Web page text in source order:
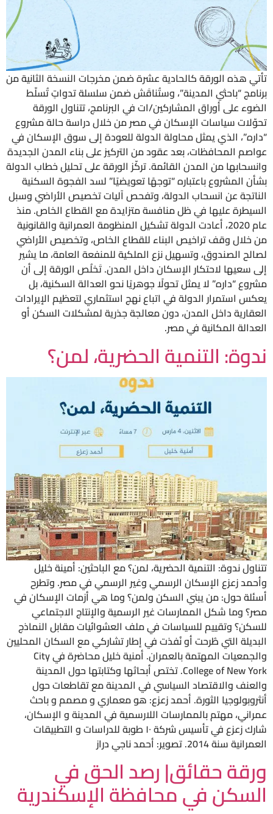
تأتي هذه الورقة كالحادية عشرة ضمن مخرجات النسخة الثانية من
برنامج “باحثي المدينة”، وستُناقَش ضمن سلسلة تدواتٍ تُسلّط
الضوء على أوراق المشاركين/ات في البرنامج، تتناول الورقة
تحوّلات سياسات الإسكان في مصر من خلال دراسة حالة مشروع
“داره”، الذي يمثل محاولة الدولة للعودة إلى سوق الإسكان في
عواصم المحافظات، بعد عقود من التركيز على بناء المدن الجديدة
وانسحابها من المدن القائمة. تركّز الورقة على تحليل خطاب الدولة
بشأن المشروع باعتباره “توجهًا تعويضيًا” لسد الفجوة السكنية
الناتجة عن انسحاب الدولة، وتفحص آليات تخصيص الأراضي وسبل
السيطرة عليها في ظل منافسة متزايدة مع القطاع الخاص. منذ
عام 2020، أعادت الدولة تشكيل المنظومة العمرانية والقانونية
من خلال وقف تراخيص البناء للقطاع الخاص، وتخصيص الأراضي
لصالح الصندوق، وتسهيل نزع الملكية للمنفعة العامة، ما يشير
إلى سعيها لاحتكار الإسكان داخل المدن. تَخلُص الورقة إلى أن
مشروع “داره” لا يمثل تحولًا جوهريًا نحو العدالة السكنية، بل
يعكس استمرار الدولة في اتباع نهج استثماري لتعظيم الإيرادات
العقارية داخل المدن، دون معالجة جذرية لمشكلات السكن أو
العدالة المكانية في مصر.
ندوة: التنمية الحضرية، لمن؟
تتناول ندوة: التنمية الحضرية، لمن؟ مع الباحثين: أمينة خليل
وأحمد زعزع الإسكان الرسمي وغير الرسمي في مصر. وتطرح
أسئلة حول: من يبني السكن ولمن؟ وما هي أزمات الإسكان في
مصر؟ وما شكل الممارسات غير الرسمية والإنتاج الاجتماعي
للسكن؟ وتقييم للسياسات في ملف العشوائيات مقابل النماذج
البديلة التي طُرحت أو نُفذت في إطار تشاركي مع السكان المحليين
والجمعيات المهتمة بالعمران. أمنية خليل محاضرة في City
College of New York. تختص أبحاثها وكتابتها حول المدينة
والعنف والاقتصاد السياسي في المدينة مع تقاطعات حول
أنثروبولوجيا الثورة. أحمد زعزع: هو معماري و مصمم و باحث
عمراني، مهتم بالممارسات اللارسمية في المدينة و الإسكان،
شارك زعزع في تأسيس شركة ١٠ طوبة للدراسات و التطبيقات
العمرانية سنة 2014. تصوير: أحمد ناجي دراز
ورقة حقائق| رصد الحق في
السكن في محافظة الإسكندرية